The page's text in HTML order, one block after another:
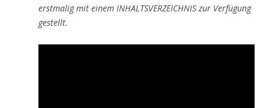
erstmalig mit einem INHALTSVERZEICHNIS zur Verfügung
gestellt.